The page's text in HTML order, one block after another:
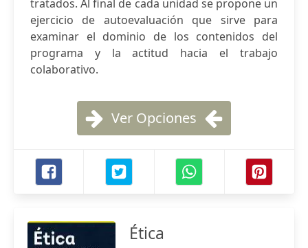
tratados. Al final de cada unidad se propone un
ejercicio de autoevaluación que sirve para
examinar el dominio de los contenidos del
programa y la actitud hacia el trabajo
colaborativo.
Ver Opciones
Ética